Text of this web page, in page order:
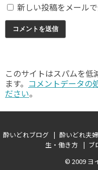
新しい投稿をメール
このサイトはスパムを
ます。 コメントデータの
ださい。
酔いどれブログ 酔いどれ夫
生・働き方
ブ
© 2009 ヨ